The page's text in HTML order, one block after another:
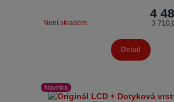
4
3
Není skladem
Detail
Novinka